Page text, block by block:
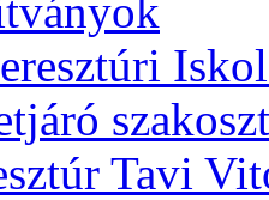
Tavi